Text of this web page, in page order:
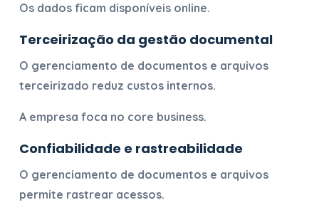
Os dados ficam disponíveis online.
Terceirização da gestão documental
O gerenciamento de documentos e arquivos
terceirizado reduz custos internos.
A empresa foca no core business.
Confiabilidade e rastreabilidade
O gerenciamento de documentos e arquivos
permite rastrear acessos.